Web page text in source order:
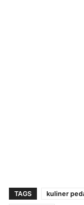
TAGS kuliner